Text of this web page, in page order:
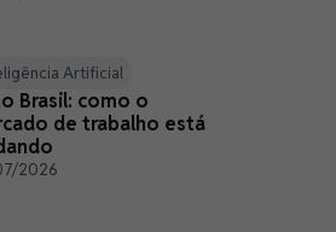
Artificial
Brasil: como o
de trabalho está
2026